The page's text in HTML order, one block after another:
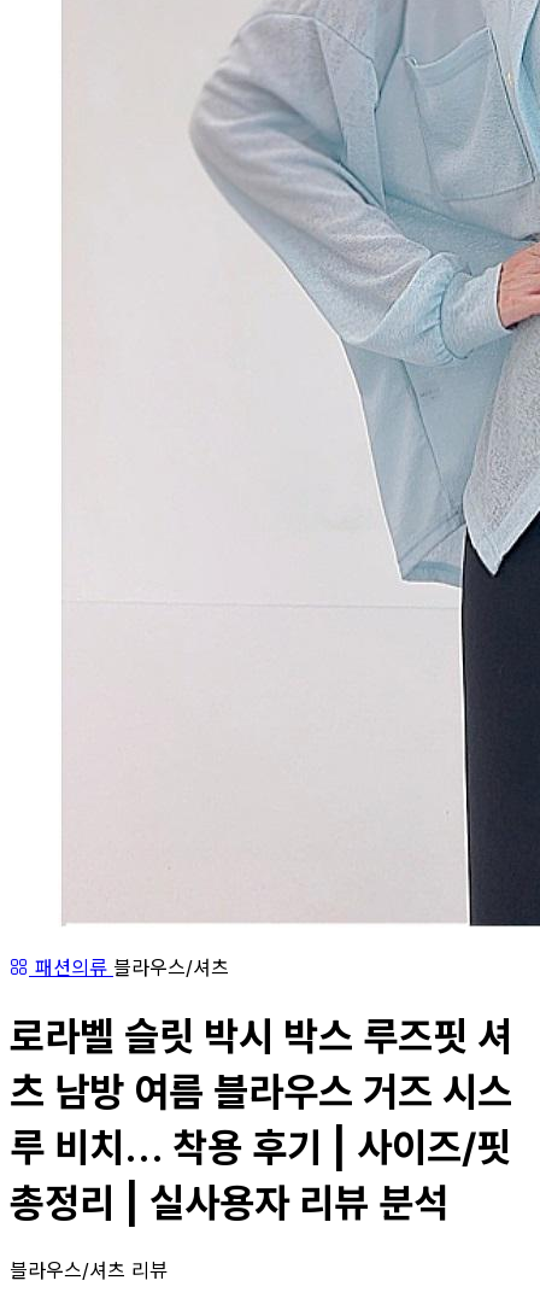
패션의류 블라우스/셔츠
로라벨 슬릿 박시 박스 루즈핏 셔
츠 남방 여름 블라우스 거즈 시스
루 비치... 착용 후기 | 사이즈/핏
총정리 | 실사용자 리뷰 분석
블라우스/셔츠 리뷰